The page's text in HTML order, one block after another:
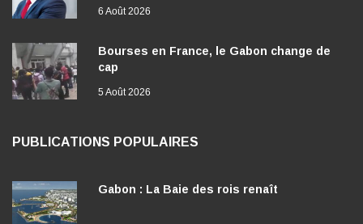
6 Août 2026
Bourses en France, le Gabon change de
cap
5 Août 2026
PUBLICATIONS POPULAIRES
Gabon : La Baie des rois renaît